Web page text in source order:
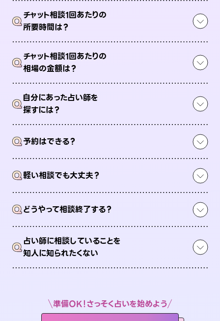
Qチャット相談1回あたりの
所要時間は？
Qチャット相談1回あたりの
相場の金額は？
Q自分にあった占い師を
探すには？
Q予約はできる？
Q軽い相談でも大丈夫？
Qどうやって相談終了する？
Q占い師に相談していることを
知人に知られたくない
準備OK！さっそく占いを始めよう